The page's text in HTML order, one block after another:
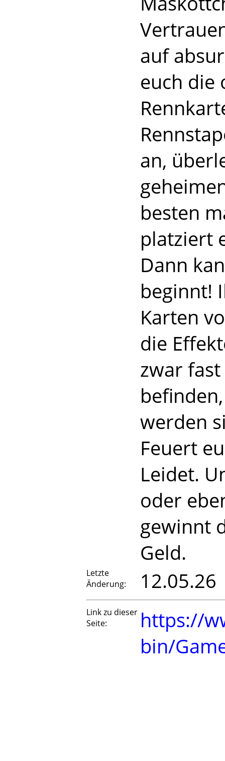
auf
euch die
an,
besten
platziert
Dann
beginnt!
Karten
die
zwar
werden
Feuert
Leidet.
oder
gewinnt
Geld.
Letzte
Änderung:
12.05.26
Link zu dieser
Seite:
https://
bin/